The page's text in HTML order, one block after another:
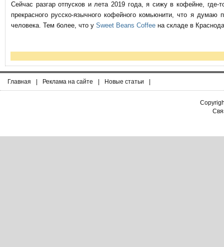
Сейчас разгар отпусков и лета 2019 года, я сижу в кофейне,
прекрасного русско-язычного кофейного комьюнити, что я
человека. Тем более, что у Sweet Beans Coffee на складе в
Главная | Реклама на сайте | Новые статьи |